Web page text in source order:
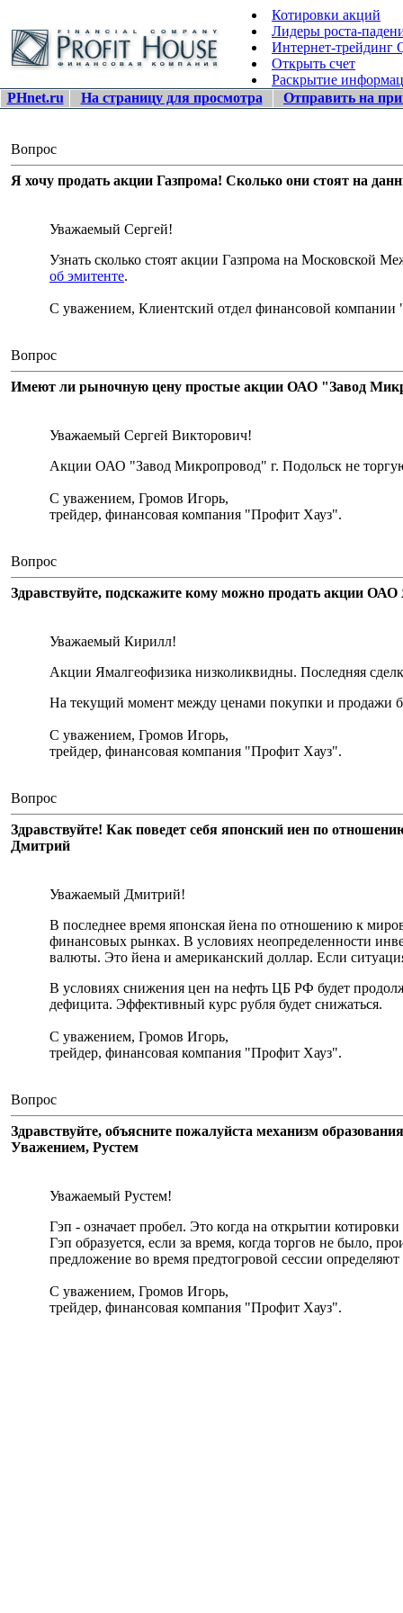
Котировки акций
Лидеры роста-
Интернет-трейдинг
Открыть счет
Раскрытие
PHnet.ru
На страницу для просмотра Отправить на
Вопрос
Я хочу продать акции Газпрома! Сколько они стоят на
Уважаемый Сергей!
Узнать сколько стоят акции Газпрома на
об эмитенте.
С уважением, Клиентский отдел финансовой
Вопрос
Имеют ли рыночную цену простые акции ОАО "Завод
Уважаемый Сергей Викторович!
Акции ОАО "Завод Микропровод" г. Подольск не
С уважением, Громов Игорь,
трейдер, финансовая компания "Профит Хауз".
Вопрос
Здравствуйте, подскажите кому можно продать акции
Уважаемый Кирилл!
Акции Ямалгеофизика низколиквидны. Последняя
На текущий момент между ценами покупки и продажи
С уважением, Громов Игорь,
трейдер, финансовая компания "Профит Хауз".
Вопрос
Здравствуйте! Как поведет себя японский иен по
Дмитрий
Уважаемый Дмитрий!
В последнее время японская йена по отношению к
финансовых рынках. В условиях неопределенности
валюты. Это йена и американский доллар. Если
В условиях снижения цен на нефть ЦБ РФ будет
дефицита. Эффективный курс рубля будет снижаться.
С уважением, Громов Игорь,
трейдер, финансовая компания "Профит Хауз".
Вопрос
Здравствуйте, объясните пожалуйста механизм
Уважением, Рустем
Уважаемый Рустем!
Гэп - означает пробел. Это когда на открытии
Гэп образуется, если за время, когда торгов не было,
предложение во время предтогровой сессии определяют
С уважением, Громов Игорь,
трейдер, финансовая компания "Профит Хауз".